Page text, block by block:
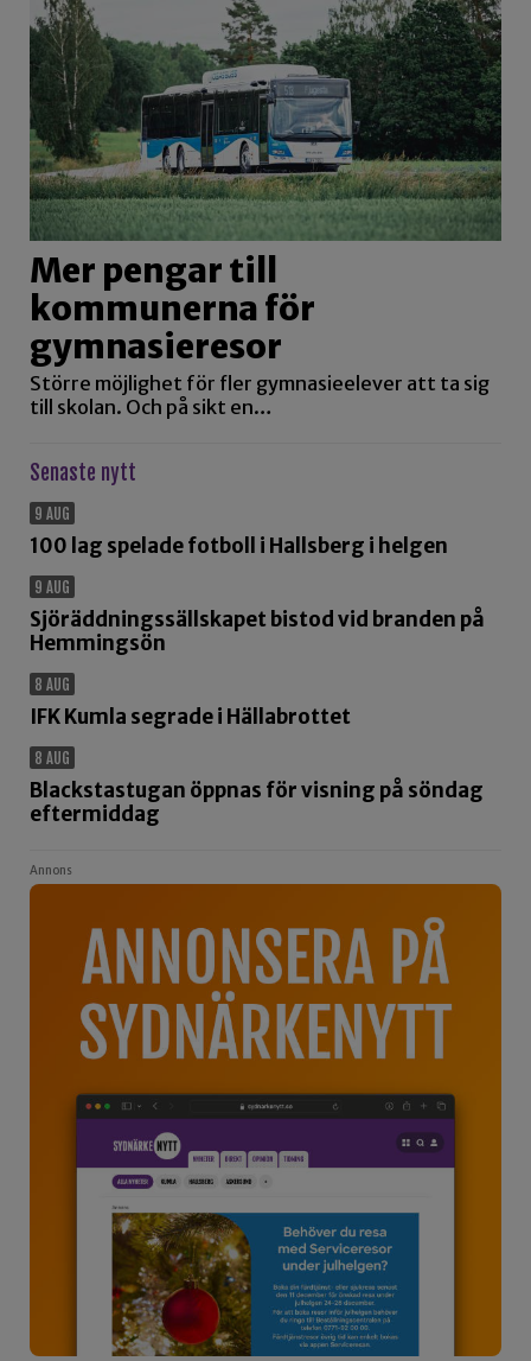
Mer pengar till
kommunerna för
gymnasieresor
Större möjlighet för fler gymnasieelever att ta sig
till skolan. Och på sikt en…
Senaste nytt
9 AUG
100 lag spelade fotboll i Hallsberg i helgen
9 AUG
Sjöräddningssällskapet bistod vid branden på
Hemmingsön
8 AUG
IFK Kumla segrade i Hällabrottet
8 AUG
Blackstastugan öppnas för visning på söndag
eftermiddag
Annons